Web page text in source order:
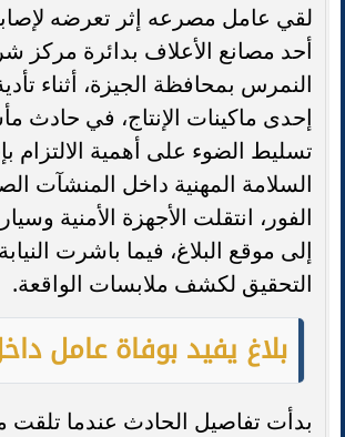
لقي عامل مصرعه إثر تعرضه
أحد مصانع الأعلاف بدائرة مركز
النمرس بمحافظة الجيزة، أثناء
إحدى ماكينات الإنتاج، في حادث
تسليط الضوء على أهمية الالتزام
السلامة المهنية داخل المنشآت
الفور، انتقلت الأجهزة الأمنية
إلى موقع البلاغ، فيما باشرت
التحقيق لكشف ملابسات الواقعة.
بلاغ يفيد بوفاة عامل
بدأت تفاصيل الحادث عندما تلقت